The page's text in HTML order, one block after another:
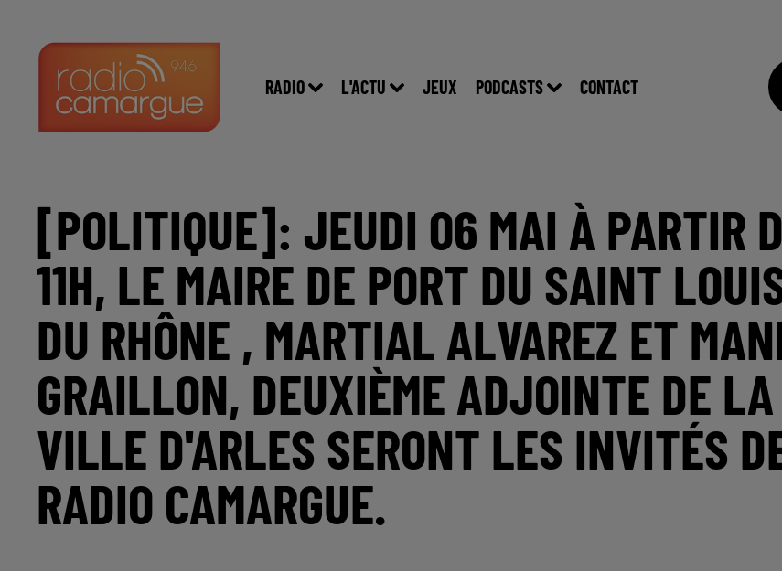
RADIO L'ACTU JEUX PODCASTS CONTACT
[POLITIQUE]: JEUDI 06 MAI À PARTIR
11H, LE MAIRE DE PORT DU SAINT
DU RHÔNE , MARTIAL ALVAREZ ET
GRAILLON, DEUXIÈME ADJOINTE DE LA
VILLE D'ARLES SERONT LES INVITÉS
RADIO CAMARGUE.